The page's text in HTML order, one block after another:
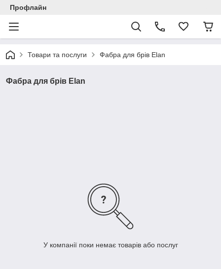
Профлайн
Товари та послуги Фабра для брів Elan
Фабра для брів Elan
У компанії поки немає товарів або послуг